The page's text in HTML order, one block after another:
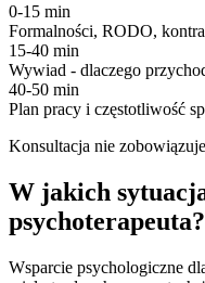
0-15 min
Formalności, RODO,
15-40 min
Wywiad - dlaczego
40-50 min
Plan pracy i częstotliwość
Konsultacja nie
W jakich
psychoterapeuta?
Wsparcie psychologiczne